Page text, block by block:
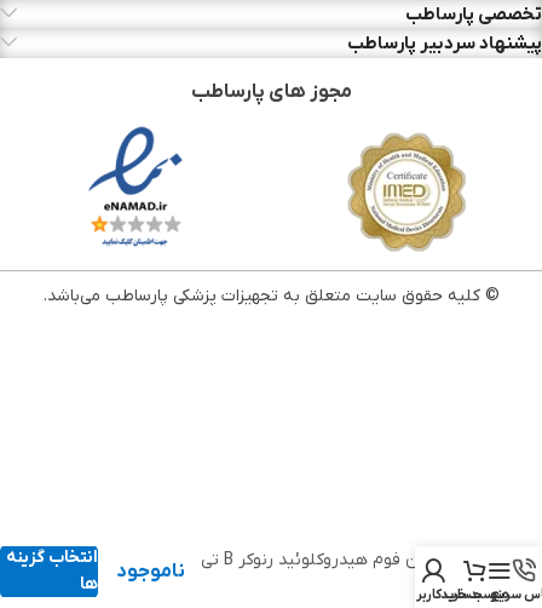
تخصصی پارساطب
پیشنهاد سردبیر پارساطب
مجوز های پارساطب
© کلیه حقوق سایت متعلق به تجهیزات پزشکی پارساطب می‌باشد.
پانسمان فوم هیدروکلوئید رنوکر B تی
اند ال
ناموجود
انتخاب گزینه
ها
سریع
منوسبد خرید
حساب کاربری من